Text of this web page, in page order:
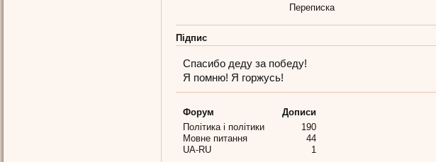
Переписка
Підпис
Спасибо деду за победу!
Я помню! Я горжусь!
Форум
Дописи
Політика і політики
190
Мовне питання
44
UA-RU
1